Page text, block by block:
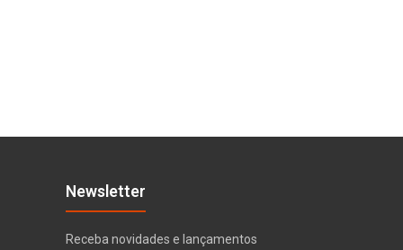
Newsletter
Receba novidades e lançamentos